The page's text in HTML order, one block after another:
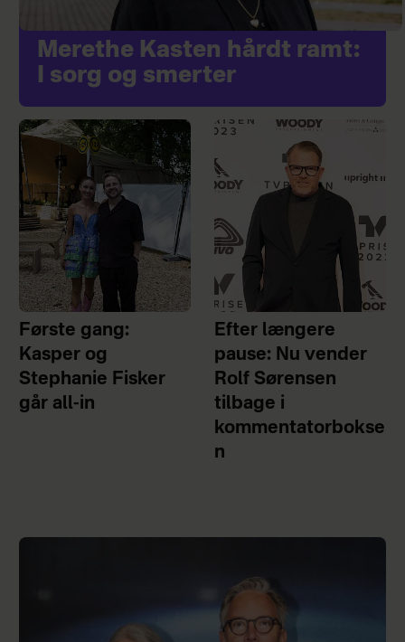
Merethe Kasten hårdt ramt:
I sorg og smerter
Første gang:
Kasper og
Stephanie Fisker
går all-in
Efter længere
pause: Nu vender
Rolf Sørensen
tilbage i
kommentatorbokse
n